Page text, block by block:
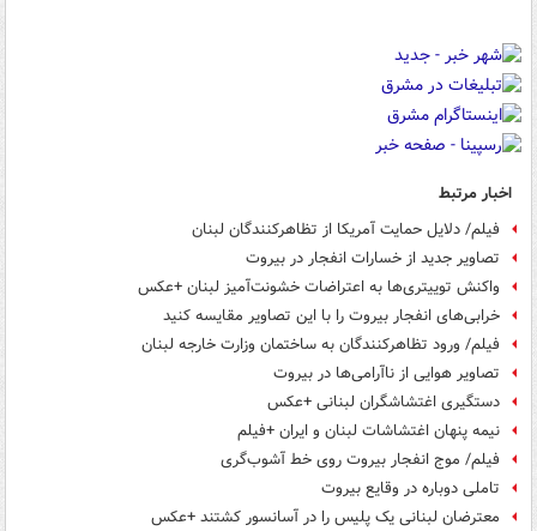
اخبار مرتبط
فیلم/ دلایل حمایت آمریکا از تظاهرکنندگان لبنان
تصاویر جدید از خسارات انفجار در بیروت
واکنش توییتری‌ها به اعتراضات خشونت‌آمیز لبنان +عکس
خرابی‌های انفجار بیروت را با این تصاویر مقایسه کنید
فیلم/ ورود تظاهرکنندگان به ساختمان وزارت خارجه لبنان
تصاویر هوایی از ناآرامی‌ها در بیروت
دستگیری اغتشاشگران لبنانی +عکس
نیمه پنهان اغتشاشات لبنان و ایران +فیلم
فیلم/ موج انفجار بیروت روی خط آشوب‌گری
تاملی دوباره در وقایع بیروت
معترضان لبنانی یک پلیس را در آسانسور کشتند +عکس